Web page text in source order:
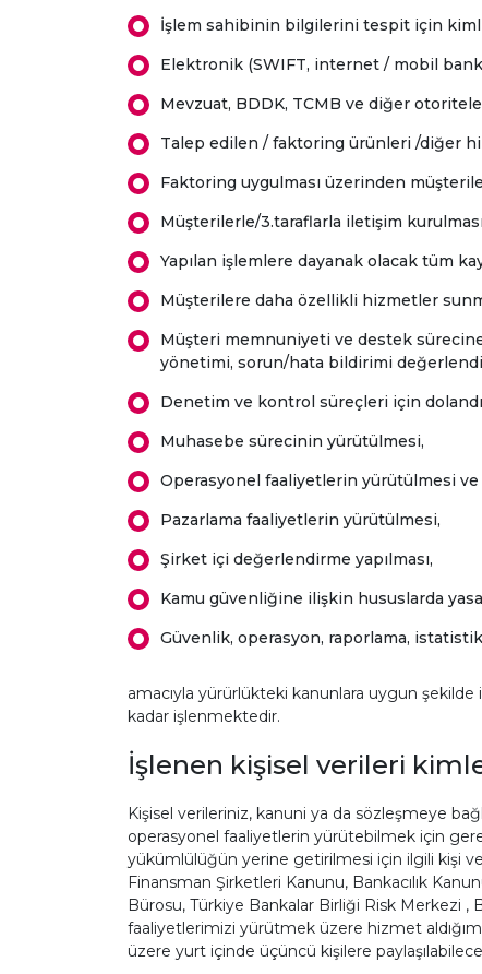
İşlem sahibinin bilgilerini tespit için
Elektronik (SWIFT, internet / mobil
Mevzuat, BDDK, TCMB ve diğer
Talep edilen / faktoring ürünleri /diğer
Faktoring uygulması üzerinden
Müşterilerle/3.taraflarla iletişim
Yapılan işlemlere dayanak olacak tüm
Müşterilere daha özellikli hizmetler
Müşteri memnuniyeti ve destek
yönetimi, sorun/hata bildirimi
Denetim ve kontrol süreçleri için
Muhasebe sürecinin yürütülmesi,
Operasyonel faaliyetlerin yürütülmesi
Pazarlama faaliyetlerin yürütülmesi,
Şirket içi değerlendirme yapılması,
Kamu güvenliğine ilişkin hususlarda
Güvenlik, operasyon, raporlama,
amacıyla yürürlükteki kanunlara uygun
kadar işlenmektedir.
İşlenen kişisel verileri
Kişisel verileriniz, kanuni ya da sözleşmeye
operasyonel faaliyetlerin yürütebilmek için
yükümlülüğün yerine getirilmesi için ilgili kişi
Finansman Şirketleri Kanunu, Bankacılık
Bürosu, Türkiye Bankalar Birliği Risk Merkezi ,
faaliyetlerimizi yürütmek üzere hizmet
üzere yurt içinde üçüncü kişilere